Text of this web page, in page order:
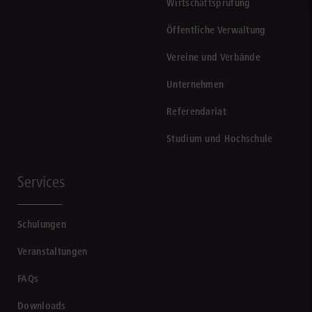
Wirtschaftsprüfung
Öffentliche Verwaltung
Vereine und Verbände
Unternehmen
Referendariat
Studium und Hochschule
Services
Schulungen
Veranstaltungen
FAQs
Downloads